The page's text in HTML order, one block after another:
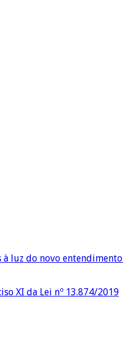
luz do novo entendimento
XI da Lei nº 13.874/2019